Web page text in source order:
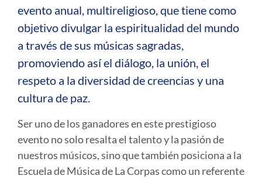
evento anual, multireligioso, que tiene como
objetivo divulgar la espiritualidad del mundo
a través de sus músicas sagradas,
promoviendo así el diálogo, la unión, el
respeto a la diversidad de creencias y una
cultura de paz.
Ser uno de los ganadores en este prestigioso
evento no solo resalta el talento y la pasión de
nuestros músicos, sino que también posiciona a la
Escuela de Música de La Corpas como un referente